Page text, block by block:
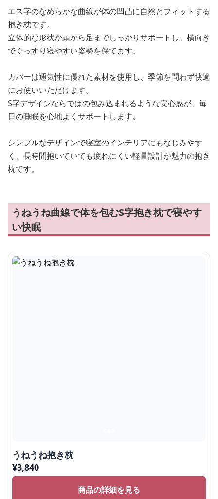
エス字のなめらかな曲線が体の凹凸に自然とフィットする
抱き枕です。
立体的な形状が頭から足までしっかりサポートし、横向き
でぐっすり寝やすい姿勢を保てます。
カバーは通気性に優れた素材を使用し、季節を問わず快適
にお使いいただけます。
S字デザインならではの包み込まれるような安心感が、毎
日の睡眠を心地よくサポートします。
シンプルなデザインで寝室のインテリアにもなじみやす
く、長時間抱いていても疲れにくい軽量設計が魅力の抱き
枕です。
うねうね曲線で体を包むS字抱き枕で寝やす
い快眠
うねうね抱き枕
¥3,840
商品の詳細を見る